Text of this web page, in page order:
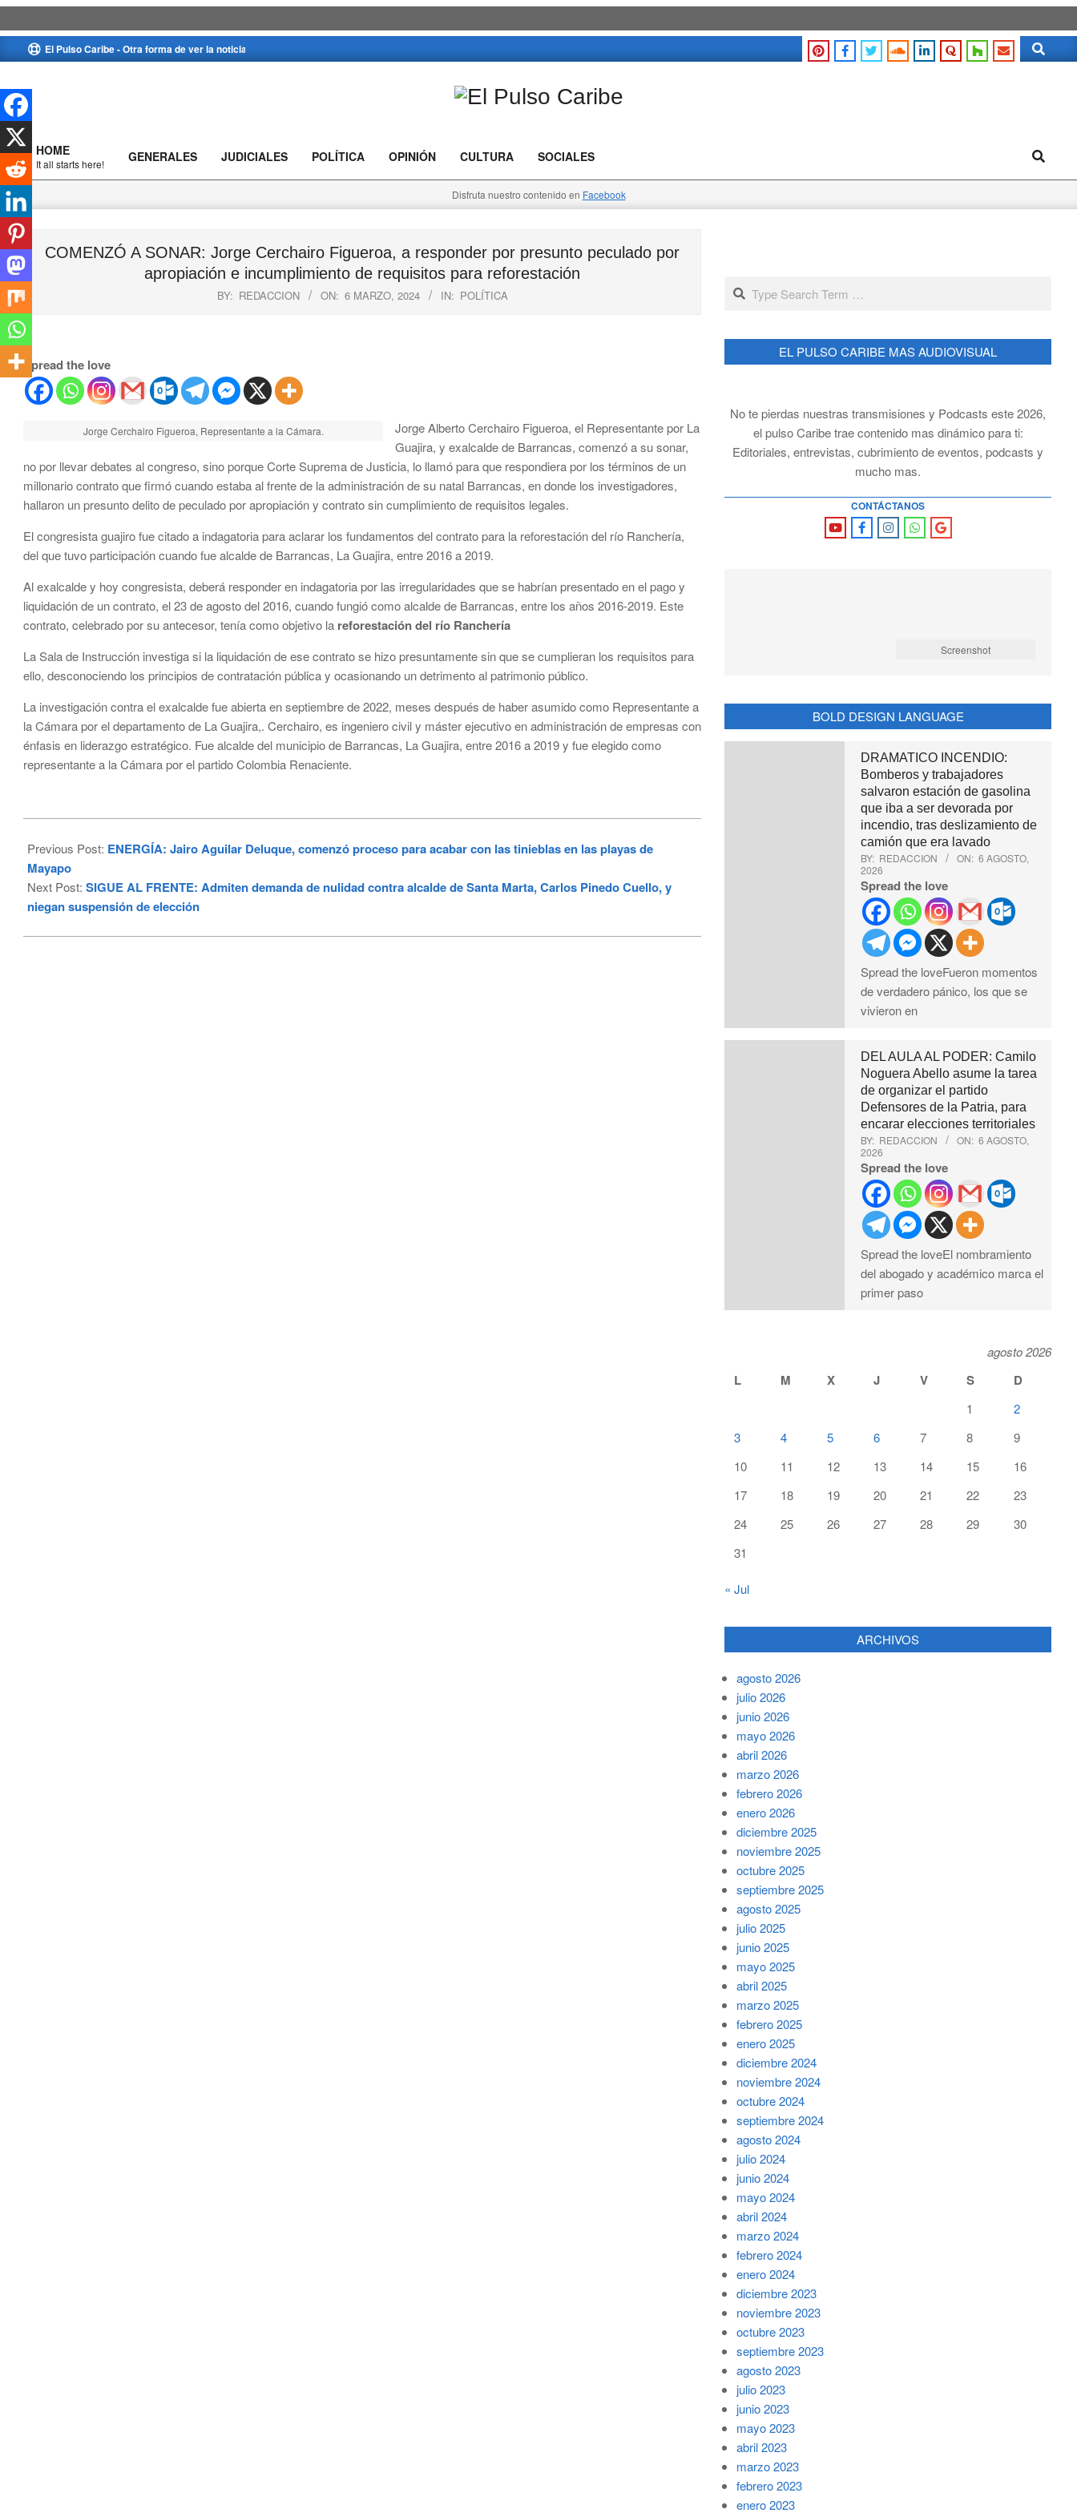
to
El Pulso Caribe - Otra forma de ver la noticia Search
Caribe
Primary
Navigation
Menu
HOME
It all starts here! GENERALES JUDICIALES POLÍTICA OPINIÓN CULTURA SOCIALES Search
Disfruta nuestro contenido en Facebook
COMENZÓ A SONAR: Jorge Cerchairo Figueroa, a responder por presunto peculado por
apropiación e incumplimiento de requisitos para reforestación
BY: REDACCION ON: 6 MARZO, 2024 IN: POLÍTICA
Spread the love
Jorge Cerchairo Figueroa, Representante a la Cámara.
Jorge Alberto Cerchairo Figueroa, el Representante por La
Guajira, y exalcalde de Barrancas, comenzó a su sonar,
no por llevar debates al congreso, sino porque Corte Suprema de Justicia, lo llamó para que respondiera por los términos de un
millonario contrato que firmó cuando estaba al frente de la administración de su natal Barrancas, en donde los investigadores,
hallaron un presunto delito de peculado por apropiación y contrato sin cumplimiento de requisitos legales.
El congresista guajiro fue citado a indagatoria para aclarar los fundamentos del contrato para la reforestación del río Ranchería,
del que tuvo participación cuando fue alcalde de Barrancas, La Guajira, entre 2016 a 2019.
Al exalcalde y hoy congresista, deberá responder en indagatoria por las irregularidades que se habrían presentado en el pago y
liquidación de un contrato, el 23 de agosto del 2016, cuando fungió como alcalde de Barrancas, entre los años 2016-2019. Este
contrato, celebrado por su antecesor, tenía como objetivo la reforestación del río Ranchería
La Sala de Instrucción investiga si la liquidación de ese contrato se hizo presuntamente sin que se cumplieran los requisitos para
ello, desconociendo los principios decontratación pública y ocasionando un detrimento al patrimonio público.
La investigación contra el exalcalde fue abierta en septiembre de 2022, meses después de haber asumido como Representante a
la Cámara por el departamento de La Guajira,. Cerchairo, es ingeniero civil y máster ejecutivo en administración de empresas con
énfasis en liderazgo estratégico. Fue alcalde del municipio de Barrancas, La Guajira, entre 2016 a 2019 y fue elegido como
representante a la Cámara por el partido Colombia Renaciente.
03-
06
Previous Post: ENERGÍA: Jairo Aguilar Deluque, comenzó proceso para acabar con las tinieblas en las playas de
Mayapo
Next Post: SIGUE AL FRENTE: Admiten demanda de nulidad contra alcalde de Santa Marta, Carlos Pinedo Cuello, y
niegan suspensión de elección
Search
EL PULSO CARIBE MAS AUDIOVISUAL
No te pierdas nuestras transmisiones y Podcasts este 2026,
el pulso Caribe trae contenido mas dinámico para ti:
Editoriales, entrevistas, cubrimiento de eventos, podcasts y
mucho mas.
CONTÁCTANOS
Screenshot
BOLD DESIGN LANGUAGE
DRAMATICO INCENDIO:
Bomberos y trabajadores
salvaron estación de gasolina
que iba a ser devorada por
incendio, tras deslizamiento de
camión que era lavado
BY: REDACCION ON: 6 AGOSTO,
2026
Spread the love
Spread the loveFueron momentos
de verdadero pánico, los que se
vivieron en
DEL AULA AL PODER: Camilo
Noguera Abello asume la tarea
de organizar el partido
Defensores de la Patria, para
encarar elecciones territoriales
BY: REDACCION ON: 6 AGOSTO,
2026
Spread the love
Spread the loveEl nombramiento
del abogado y académico marca el
primer paso
agosto 2026
L M X J V S D
1
2
3
4 5 6 7 8
9
10
11 12 13 14 15
16
17
18 19 20 21 22
23
24
25 26 27 28 29
30
31
« Jul
ARCHIVOS
agosto 2026
julio 2026
junio 2026
mayo 2026
abril 2026
marzo 2026
febrero 2026
enero 2026
diciembre 2025
noviembre 2025
octubre 2025
septiembre 2025
agosto 2025
julio 2025
junio 2025
mayo 2025
abril 2025
marzo 2025
febrero 2025
enero 2025
diciembre 2024
noviembre 2024
octubre 2024
septiembre 2024
agosto 2024
julio 2024
junio 2024
mayo 2024
abril 2024
marzo 2024
febrero 2024
enero 2024
diciembre 2023
noviembre 2023
octubre 2023
septiembre 2023
agosto 2023
julio 2023
junio 2023
mayo 2023
abril 2023
marzo 2023
febrero 2023
enero 2023